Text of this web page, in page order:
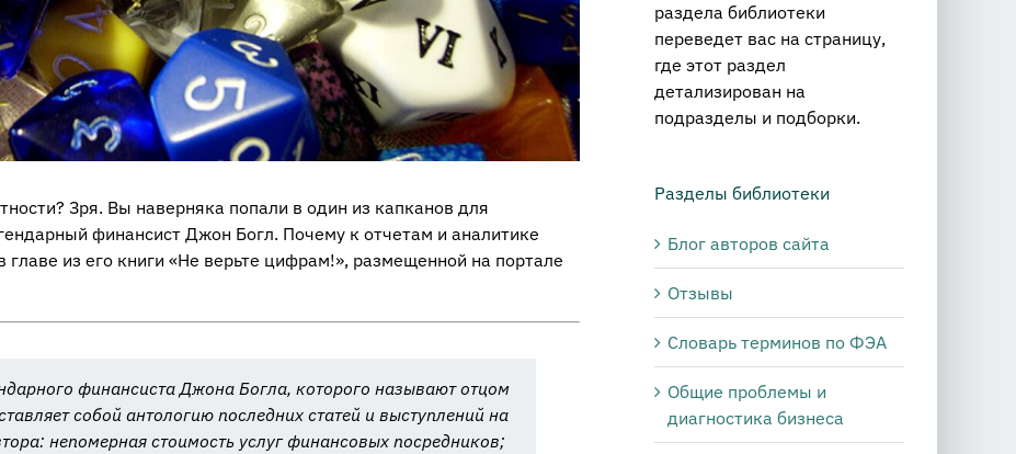
Зря. Вы наверняка попали в один из капканов для
финансист Джон Богл. Почему к отчетам и аналитике
из его книги «Не верьте цифрам!», размещенной на портале
финансиста Джона Богла, которого называют отцом
собой антологию последних статей и выступлений на
непомерная стоимость услуг финансовых посредников;
раздела библиотеки
переведет вас на страницу,
где этот раздел
детализирован на
подразделы и подборки.
Разделы библиотеки
Блог авторов сайта
Отзывы
Словарь терминов по ФЭА
Общие проблемы и
диагностика бизнеса